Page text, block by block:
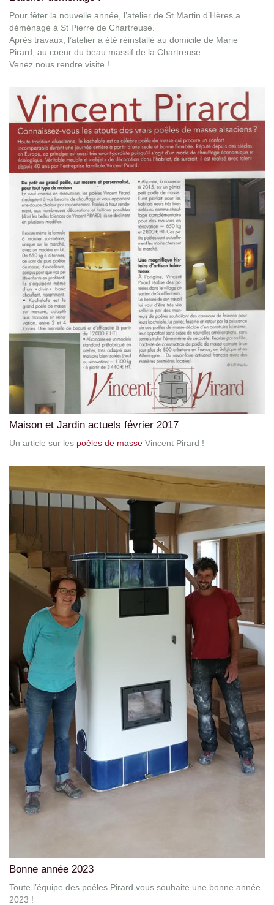
Pour fêter la nouvelle année, l’atelier de St Martin d’Hères a
déménagé à St Pierre de Chartreuse.
Après travaux, l’atelier a été réinstallé au domicile de Marie
Pirard, au coeur du beau massif de la Chartreuse.
Venez nous rendre visite !
Maison et Jardin actuels février 2017
Un article sur les poêles de masse Vincent Pirard !
Bonne année 2023
Toute l’équipe des poêles Pirard vous souhaite une bonne année
2023 !